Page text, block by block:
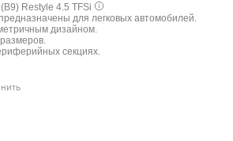
Restyle 4.5 TFSi
для легковых автомобилей.
дизайном.
секциях.